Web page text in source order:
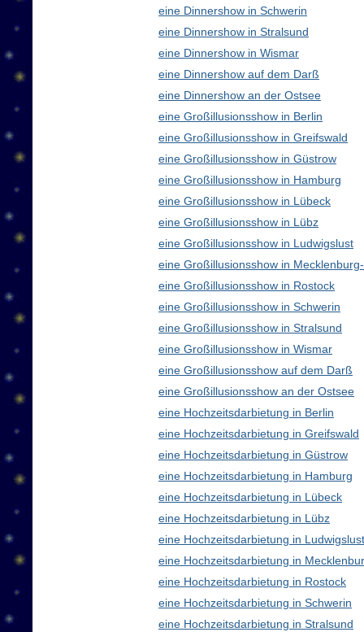
eine Dinnershow in Schwerin
eine Dinnershow in Stralsund
eine Dinnershow in Wismar
eine Dinnershow auf dem Darß
eine Dinnershow an der Ostsee
eine Großillusionsshow in Berlin
eine Großillusionsshow in Greifswald
eine Großillusionsshow in Güstrow
eine Großillusionsshow in Hamburg
eine Großillusionsshow in Lübeck
eine Großillusionsshow in Lübz
eine Großillusionsshow in Ludwigslust
eine Großillusionsshow in
eine Großillusionsshow in Rostock
eine Großillusionsshow in Schwerin
eine Großillusionsshow in Stralsund
eine Großillusionsshow in Wismar
eine Großillusionsshow auf dem Darß
eine Großillusionsshow an der Ostsee
eine Hochzeitsdarbietung in Berlin
eine Hochzeitsdarbietung in Greifswald
eine Hochzeitsdarbietung in Güstrow
eine Hochzeitsdarbietung in Hamburg
eine Hochzeitsdarbietung in Lübeck
eine Hochzeitsdarbietung in Lübz
eine Hochzeitsdarbietung in Ludwigslust
eine Hochzeitsdarbietung in
eine Hochzeitsdarbietung in Rostock
eine Hochzeitsdarbietung in Schwerin
eine Hochzeitsdarbietung in Stralsund